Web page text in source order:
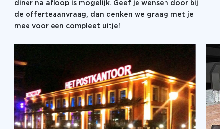
diner na afloop is mogelijk. Geef je wensen door bij
de offerteaanvraag, dan denken we graag met je
mee voor een compleet uitje!